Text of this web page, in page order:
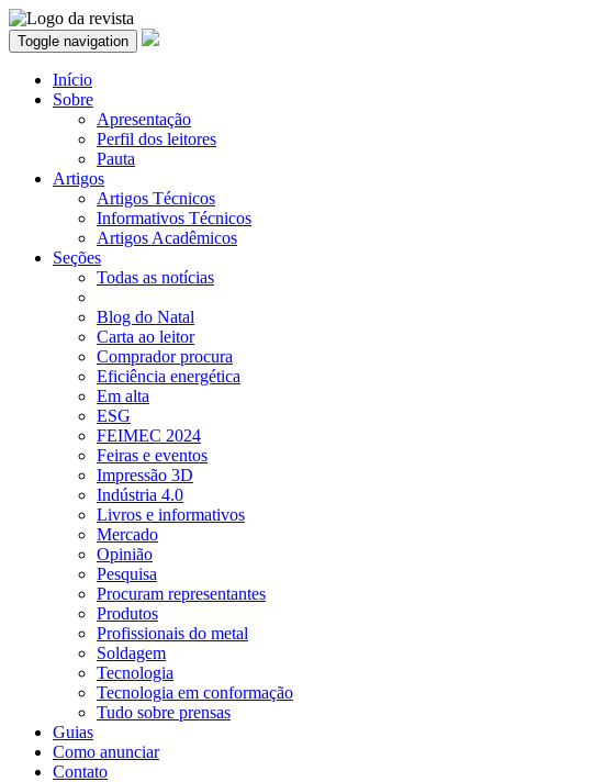
Toggle navigation
Início
Sobre
Apresentação
Perfil dos leitores
Pauta
Artigos
Artigos Técnicos
Informativos Técnicos
Artigos Acadêmicos
Seções
Todas as notícias
Blog do Natal
Carta ao leitor
Comprador procura
Eficiência energética
Em alta
ESG
FEIMEC 2024
Feiras e eventos
Impressão 3D
Indústria 4.0
Livros e informativos
Mercado
Opinião
Pesquisa
Procuram representantes
Produtos
Profissionais do metal
Soldagem
Tecnologia
Tecnologia em conformação
Tudo sobre prensas
Guias
Como anunciar
Contato